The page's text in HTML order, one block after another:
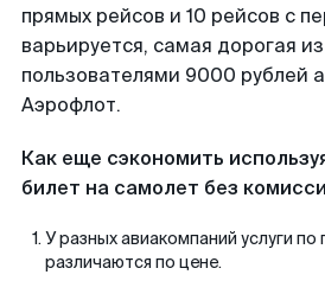
прямых рейсов и 10 рейсов с
варьируется, самая дорогая
пользователями 9000 рублей
Аэрофлот.
Как еще сэкономить
билет на самолет без
У разных авиакомпаний услуги по
различаются по цене.